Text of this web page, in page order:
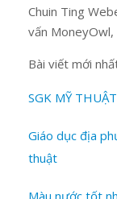
Chuin Ting
vấn MoneyOwl,
Bài viết mới
SGK MỸ
Giáo dục địa
thuật
Màu nước tốt